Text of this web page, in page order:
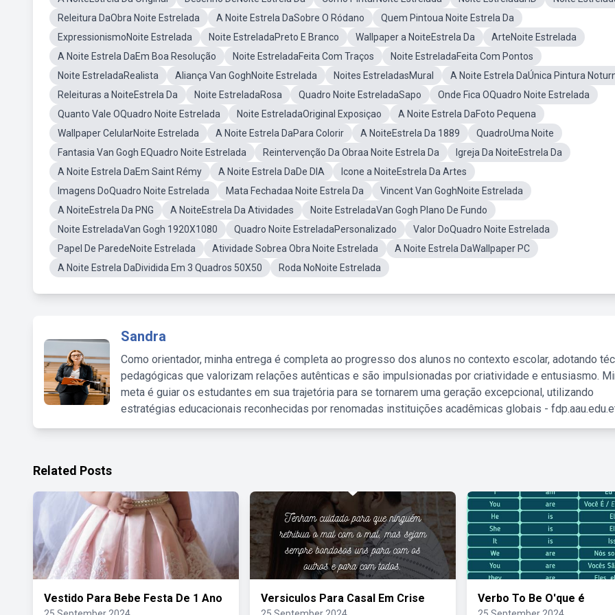
Releitura DaObra Noite Estrelada
A Noite Estrela DaSobre O Ródano
Quem Pintoua Noite Estrela Da
ExpressionismoNoite Estrelada
Noite EstreladaPreto E Branco Wallpaper a NoiteEstrela Da
ArteNoite Estrelada
A Noite Estrela DaEm Boa Resolução
Noite EstreladaFeita Com Traços
Noite EstreladaFeita Com Pontos
Noite EstreladaRealista
Aliança Van GoghNoite Estrelada Noites EstreladasMural
A Noite Estrela DaÚnica Pintura
Releituras a NoiteEstrela Da
Noite EstreladaRosa Quadro Noite EstreladaSapo
Onde Fica OQuadro Noite Estrelada
Quanto Vale OQuadro Noite Estrelada
Noite EstreladaOriginal Exposiçao
A Noite Estrela DaFoto Pequena
Wallpaper CelularNoite Estrelada
A Noite Estrela DaPara Colorir A NoiteEstrela Da 1889
QuadroUma Noite
Fantasia Van Gogh EQuadro Noite Estrelada
Reintervenção Da Obraa Noite Estrela Da
Igreja Da NoiteEstrela Da
A Noite Estrela DaEm Saint Rémy
A Noite Estrela DaDe DIA
Icone a NoiteEstrela Da Artes
Imagens DoQuadro Noite Estrelada
Mata Fechadaa Noite Estrela Da
Vincent Van GoghNoite Estrelada
A NoiteEstrela Da PNG
A NoiteEstrela Da Atividades
Noite EstreladaVan Gogh Plano De Fundo
Noite EstreladaVan Gogh 1920X1080
Quadro Noite EstreladaPersonalizado
Valor DoQuadro Noite Estrelada
Papel De ParedeNoite Estrelada
Atividade Sobrea Obra Noite Estrelada
A Noite Estrela DaWallpaper PC
A Noite Estrela DaDividida Em 3 Quadros 50X50
Roda NoNoite Estrelada
Sandra
Como orientador, minha entrega é completa ao progresso dos alunos no contexto escolar, adotando
pedagógicas que valorizam relações autênticas e são impulsionadas por criatividade e entusiasmo.
meta é guiar os estudantes em sua trajetória para se tornarem uma geração excepcional, utilizando
estratégias educacionais reconhecidas por renomadas instituições acadêmicas globais -
Related Posts
Vestido Para Bebe Festa De 1 Ano Versiculos Para Casal Em Crise Verbo To Be O'que é